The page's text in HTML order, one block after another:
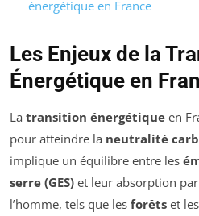
énergétique en France
Les Enjeux de la
Énergétique en
La transition énergétique en
pour atteindre la neutralité
implique un équilibre entre les
serre (GES) et leur absorption
l’homme, tels que les forêts et les